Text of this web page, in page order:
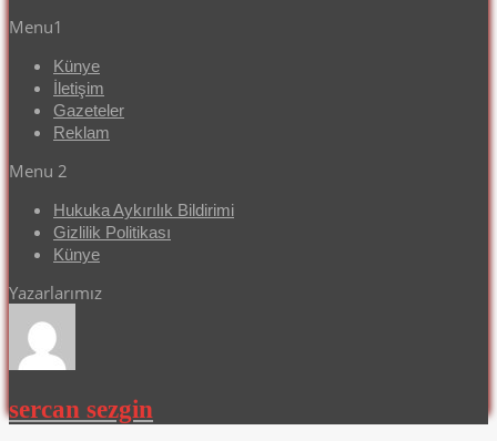
Menu1
Künye
İletişim
Gazeteler
Reklam
Menu 2
Hukuka Aykırılık Bildirimi
Gizlilik Politikası
Künye
Yazarlarımız
sercan sezgin